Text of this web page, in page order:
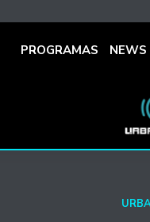
PROGRAMAS NEWS